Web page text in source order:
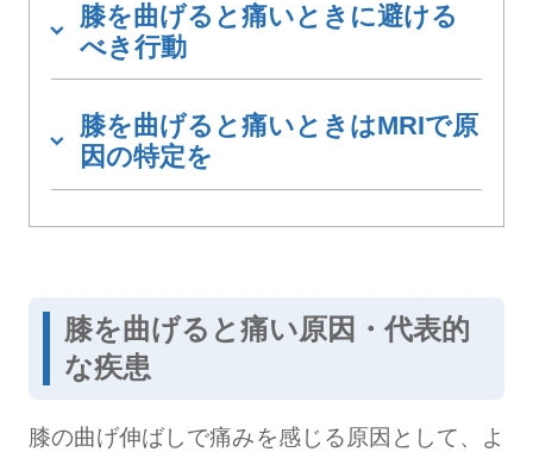
膝を曲げると痛いときに避ける
べき行動
膝を曲げると痛いときはMRIで原
因の特定を
膝を曲げると痛い原因・代表的
な疾患
膝の曲げ伸ばしで痛みを感じる原因として、よ